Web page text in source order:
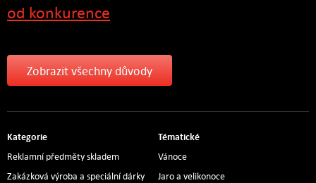
od konkurence
Zobrazit všechny důvody
Kategorie
Reklamní předměty skladem
Zakázková výroba a speciální dárky
Tématické
Vánoce
Jaro a velikonoce